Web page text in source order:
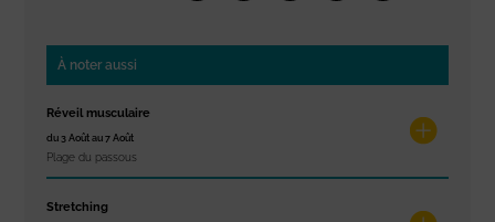
À noter aussi
Réveil musculaire
du 3 Août au 7 Août
Plage du passous
Stretching